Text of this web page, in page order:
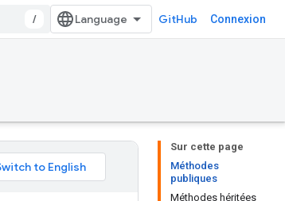
/ GitHub Connexion
Sur cette page
Méthodes
publiques
Méthodes héritées